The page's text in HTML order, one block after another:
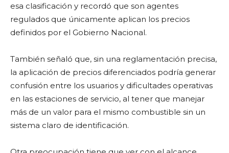
esa clasificación y recordó que son agentes
regulados que únicamente aplican los precios
definidos por el Gobierno Nacional.
También señaló que, sin una reglamentación precisa,
la aplicación de precios diferenciados podría generar
confusión entre los usuarios y dificultades operativas
en las estaciones de servicio, al tener que manejar
más de un valor para el mismo combustible sin un
sistema claro de identificación.